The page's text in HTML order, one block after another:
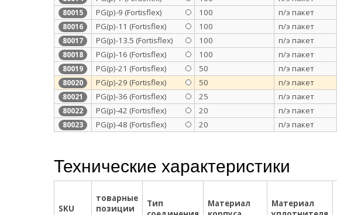
80015 PG(p)-9 (Fortisflex) 100 п/э пакет
80016 PG(p)-11 (Fortisflex) 100 п/э пакет
80017 PG(p)-13.5 (Fortisflex) 100 п/э пакет
80018 PG(p)-16 (Fortisflex) 100 п/э пакет
80019 PG(p)-21 (Fortisflex) 50 п/э пакет
80020 PG(p)-29 (Fortisflex) 50 п/э пакет
80021 PG(p)-36 (Fortisflex) 25 п/э пакет
80022 PG(p)-42 (Fortisflex) 20 п/э пакет
80023 PG(p)-48 (Fortisflex) 20 п/э пакет
Технические характеристики
SKU
товарные
позиции
Тип
Материал
Материал